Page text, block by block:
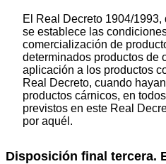
El Real Decreto 1904/
se establece las
comercialización de
determinados productos de
aplicación a los productos
Real Decreto, cuando
productos cárnicos, en
previstos en este Real
por aquél.
Disposición final tercera.